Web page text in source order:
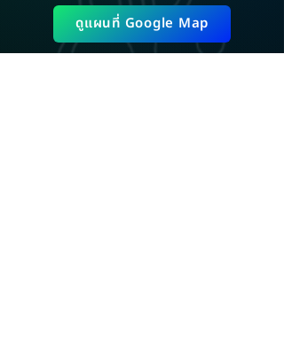
ดูแผนที่ Google Map